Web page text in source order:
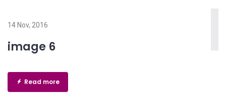
14 Nov, 2016
image 6
Read more